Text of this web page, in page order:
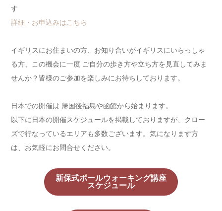
す
詳細・お申込みはこちら
イギリスにお住まいの方、お知り合いがイギリスにいらっしゃ
る方、この機会に一度 ご自分の歩き方や立ち方を見直してみま
せんか？皆様のご参加を楽しみにお待ちしております。
日本での開催は 帰国後福島や函館から始まります。
以下に日本の開催スケジュールを掲載しておりますが、クロー
ズで行なっているエリアも多数ございます。気になります方
は、お気軽にお問合せください。
新保式ボールウォーキング講座
スケジュール